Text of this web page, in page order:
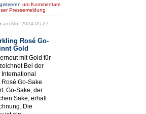
um Kommentare
Pressemeldung
am Mo, 2024-05-27
Rosé Go-
Gold
mit Gold für
Bei der
Go-Sake
Go-Sake, der
Sake, erhält
Die